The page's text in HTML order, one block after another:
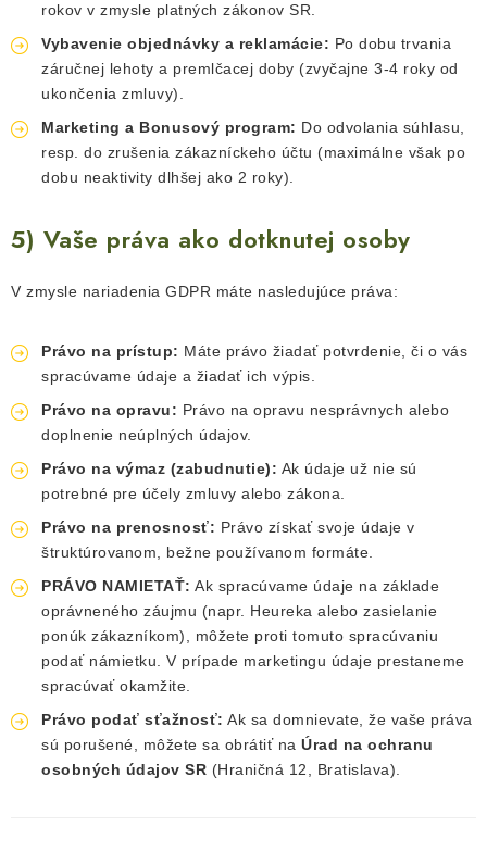
rokov v zmysle platných zákonov SR.
Vybavenie objednávky a reklamácie: Po dobu trvania
záručnej lehoty a premlčacej doby (zvyčajne 3-4 roky od
ukončenia zmluvy).
Marketing a Bonusový program: Do odvolania súhlasu,
resp. do zrušenia zákazníckeho účtu (maximálne však po
dobu neaktivity dlhšej ako 2 roky).
5) Vaše práva ako dotknutej osoby
V zmysle nariadenia GDPR máte nasledujúce práva:
Právo na prístup: Máte právo žiadať potvrdenie, či o vás
spracúvame údaje a žiadať ich výpis.
Právo na opravu: Právo na opravu nesprávnych alebo
doplnenie neúplných údajov.
Právo na výmaz (zabudnutie): Ak údaje už nie sú
potrebné pre účely zmluvy alebo zákona.
Právo na prenosnosť: Právo získať svoje údaje v
štruktúrovanom, bežne používanom formáte.
PRÁVO NAMIETAŤ: Ak spracúvame údaje na základe
oprávneného záujmu (napr. Heureka alebo zasielanie
ponúk zákazníkom), môžete proti tomuto spracúvaniu
podať námietku. V prípade marketingu údaje prestaneme
spracúvať okamžite.
Právo podať sťažnosť: Ak sa domnievate, že vaše práva
sú porušené, môžete sa obrátiť na Úrad na ochranu
osobných údajov SR (Hraničná 12, Bratislava).